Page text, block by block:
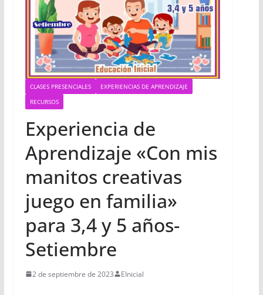
CLASES PRESENCIALES
EXPERIENCIAS DE APRENDIZAJE
RECURSOS
Experiencia de
Aprendizaje «Con mis
manitos creativas
juego en familia»
para 3,4 y 5 años-
Setiembre
2 de septiembre de 2023 EInicial